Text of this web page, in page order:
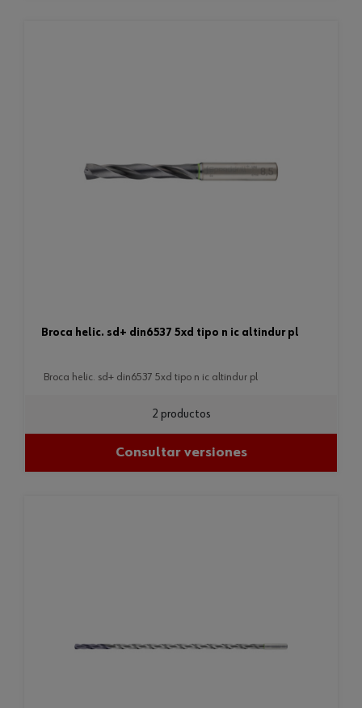
broca helic. sd+ din6537 5xd tipo n ic altindur pl
broca helic. sd+ din6537 5xd tipo n ic altindur pl
2 productos
Consultar versiones